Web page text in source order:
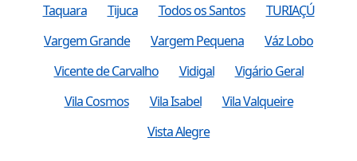
Taquara
Tijuca Todos os Santos
TURIAÇÚ
Vargem Grande
Vargem Pequena
Váz Lobo
Vicente de Carvalho
Vidigal
Vigário Geral
Vila Cosmos
Vila Isabel
Vila Valqueire
Vista Alegre